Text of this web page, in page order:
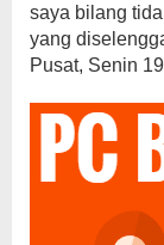
saya bilang
yang
Pusat, Senin